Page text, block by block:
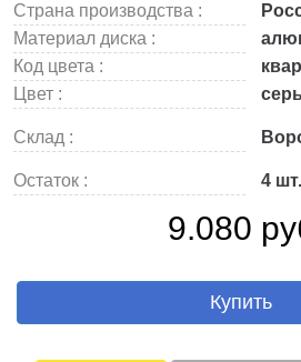
Страна производства :
Материал диска :
Код цвета :
Цвет :
Склад :
Остаток : 4 шт.
9.080
Купить